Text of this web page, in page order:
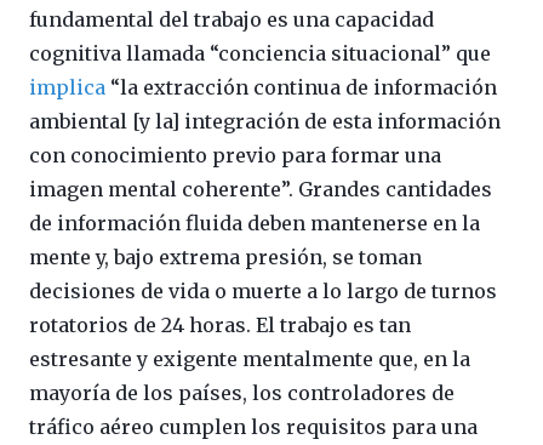
fundamental del trabajo es una capacidad
cognitiva llamada “conciencia situacional” que
implica “la extracción continua de información
ambiental [y la] integración de esta información
con conocimiento previo para formar una
imagen mental coherente”. Grandes cantidades
de información fluida deben mantenerse en la
mente y, bajo extrema presión, se toman
decisiones de vida o muerte a lo largo de turnos
rotatorios de 24 horas. El trabajo es tan
estresante y exigente mentalmente que, en la
mayoría de los países, los controladores de
tráfico aéreo cumplen los requisitos para una